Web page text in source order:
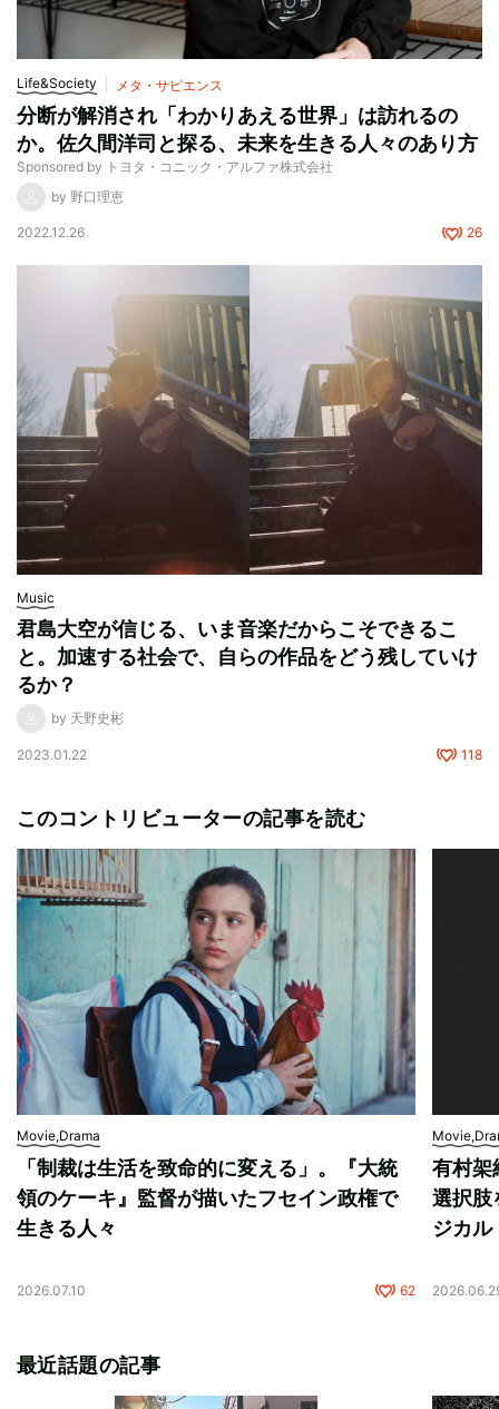
Life&Society メタ・サピエンス
分断が解消され「わかりあえる世界」は訪れるの
か。佐久間洋司と探る、未来を生きる人々のあり方
Sponsored by トヨタ・コニック・アルファ株式会社
by 野口理恵
2022.12.26 26
Music
君島大空が信じる、いま音楽だからこそできるこ
と。加速する社会で、自らの作品をどう残していけ
るか？
by 天野史彬
2023.01.22 118
このコントリビューターの記事を読む
Movie,Drama
「制裁は生活を致命的に変える」。『大統
領のケーキ』監督が描いたフセイン政権で
生きる人々
2026.07.10 62
有村架
選択肢
ジカ
最近話題の記事